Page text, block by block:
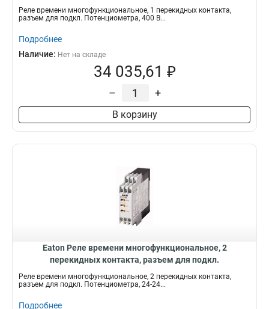
Потенциометра, 400 В АС ETR4-69-W
Реле времени многофункциональное, 1 перекидных контакта,
разъем для подкл. Потенциометра, 400 В...
Подробнее
Наличие: Нет на складе
34 035,61 ₽
– +
В корзину
Eaton Реле времени многофункциональное, 2
перекидных контакта, разъем для подкл.
Потенциометра, 24-240 В АС/DC ETR4-70-A
Реле времени многофункциональное, 2 перекидных контакта,
разъем для подкл. Потенциометра, 24-24...
Подробнее